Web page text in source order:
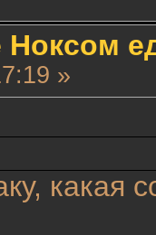
Ноксом
»
какая